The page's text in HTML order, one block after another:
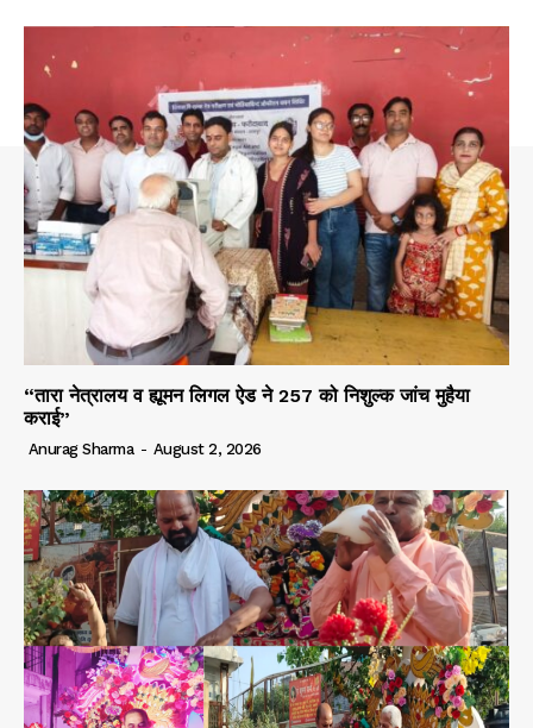
“तारा नेत्रालय व ह्यूमन लिगल ऐड ने 257 को निशुल्क जांच मुहैया
कराई”
Anurag Sharma - August 2, 2026